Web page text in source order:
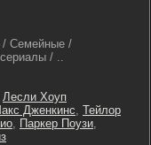
/ Семейные /
/ ..
Лесли Хоуп
Дженкинс, Тейлор
, Паркер Поузи,